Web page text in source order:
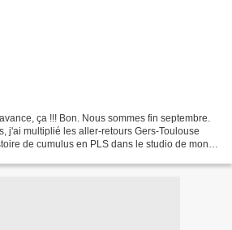
ça !!! Bon. Nous sommes fin septembre.
j'ai multiplié les aller-retours Gers-Toulouse
de cumulus en PLS dans le studio de mon